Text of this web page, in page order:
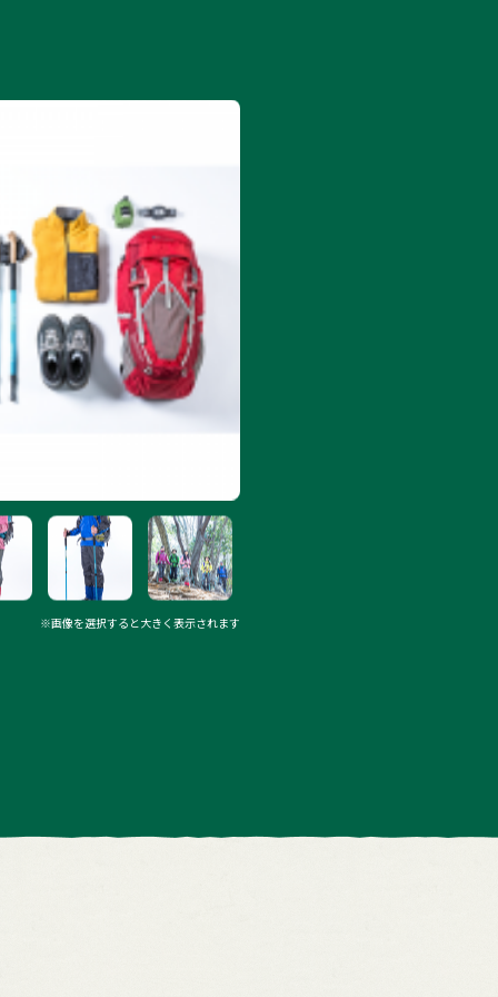
※画像を選択すると大きく表示されます